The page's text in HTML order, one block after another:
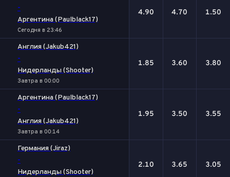
-
Аргентина (Paulblack17)
Сегодня в 23:46
4.90 4.70 1.50
Англия (Jakub421)
-
Нидерланды (Shooter)
Завтра в 00:00
1.85 3.60 3.80
Аргентина (Paulblack17)
-
Англия (Jakub421)
Завтра в 00:14
1.95 3.50 3.55
Германия (Jiraz)
-
Нидерланды (Shooter)
2.10 3.65 3.05